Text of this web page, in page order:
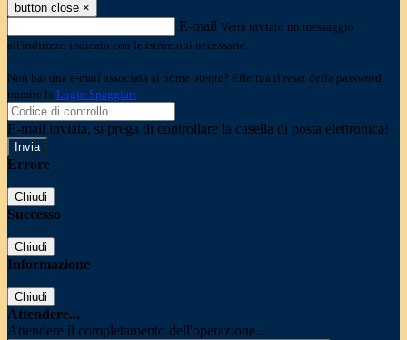
button close ×
E-mail Verrà inviato un messaggio
all'indirizzo indicato con le istruzioni necessarie.
Non hai una e-mail associata al nome utente? Effettua il reset della password
tramite la Login Spaggiari
E-mail inviata, si prega di controllare la casella di posta elettronica!
Errore
Chiudi
Successo
Chiudi
Informazione
Chiudi
Attendere...
Attendere il completamento dell'operazione...